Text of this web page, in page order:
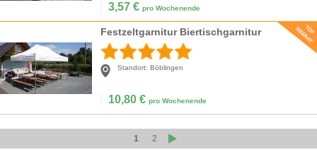
3,57 € pro Wochenende
Festzeltgarnitur Biertischgarnitur
Standort: Böblingen
10,80 € pro Wochenende
1 2